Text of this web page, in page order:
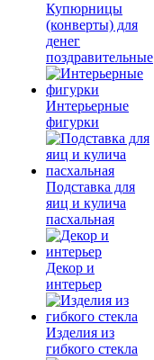
Купюрницы
(конверты) для
денег
поздравительные
Интерьерные
фигурки
Подставка для
яиц и кулича
пасхальная
Декор и
интерьер
Изделия из
гибкого стекла